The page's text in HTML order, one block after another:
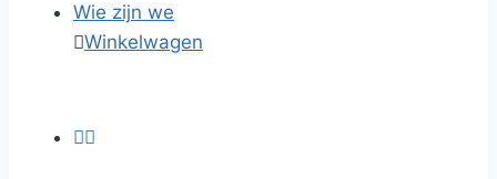
Wie zijn we
Winkelwagen
